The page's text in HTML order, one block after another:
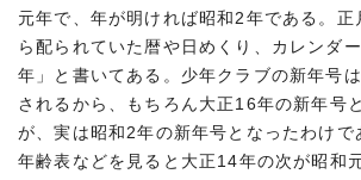
元年で、年が明ければ昭和2年である。正
ら配られていた暦や日めくり、カレンダ
年」と書いてある。少年クラブの新年号
されるから、もちろん大正16年の新年号
が、実は昭和2年の新年号となったわけで
年齢表などを見ると大正14年の次が昭和